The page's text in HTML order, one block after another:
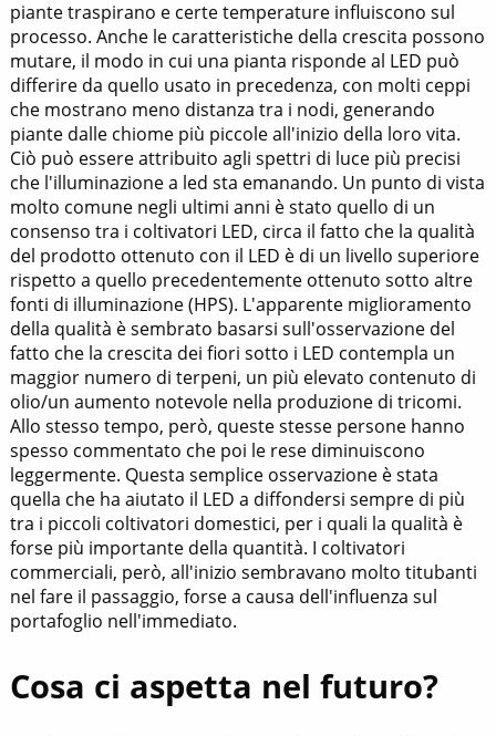
piante traspirano e certe temperature influiscono sul
processo. Anche le caratteristiche della crescita possono
mutare, il modo in cui una pianta risponde al LED può
differire da quello usato in precedenza, con molti ceppi
che mostrano meno distanza tra i nodi, generando
piante dalle chiome più piccole all'inizio della loro vita.
Ciò può essere attribuito agli spettri di luce più precisi
che l'illuminazione a led sta emanando. Un punto di vista
molto comune negli ultimi anni è stato quello di un
consenso tra i coltivatori LED, circa il fatto che la qualità
del prodotto ottenuto con il LED è di un livello superiore
rispetto a quello precedentemente ottenuto sotto altre
fonti di illuminazione (HPS). L'apparente miglioramento
della qualità è sembrato basarsi sull'osservazione del
fatto che la crescita dei fiori sotto i LED contempla un
maggior numero di terpeni, un più elevato contenuto di
olio/un aumento notevole nella produzione di tricomi.
Allo stesso tempo, però, queste stesse persone hanno
spesso commentato che poi le rese diminuiscono
leggermente. Questa semplice osservazione è stata
quella che ha aiutato il LED a diffondersi sempre di più
tra i piccoli coltivatori domestici, per i quali la qualità è
forse più importante della quantità. I coltivatori
commerciali, però, all'inizio sembravano molto titubanti
nel fare il passaggio, forse a causa dell'influenza sul
portafoglio nell'immediato.
Cosa ci aspetta nel futuro?